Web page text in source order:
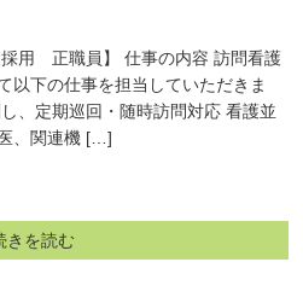
用 正職員】 仕事の内容 訪問看護
以下の仕事を担当していただきま
、定期巡回・随時訪問対応 看護並
、関連機 […]
きを読む